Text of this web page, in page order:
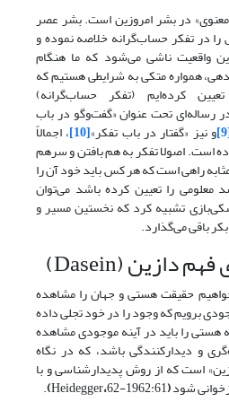
معنوی» در بشر امروزین است. بشر عصر
در تفکر حساب‌گرانه خلاصه نموده و
واقعیت ناشی می‌شود که ما هنگام
همواره متکی به شرایطی هستیم که
کرده‌ایم (تفکر حساب‌گرانه)
رساله‌ای تحت عنوان «گفت‌وگو در باب
و نیز «گفتار در باب تفکر»[10] ، اجمالاً
است. اصولا تفکر به هم بافتن و سرهم
راهی است که هر کس باید خود آن را
معلومی را تعیین کرده باشد می‌توان
تشبیه کرد که نخستین مسیر و
باقی می‌گذارد.
حقیقت هستی و جهان را مشاهده
برویم که وجود را در خود تجلی داده
هستی را باید در آینه موجودی مشاهده
و دیدارکنندگی باشد، که در نگاه
است که از روش‌ پدیدارشناسی و با
شود(
1962:61-62 ،Heidegger
)
.